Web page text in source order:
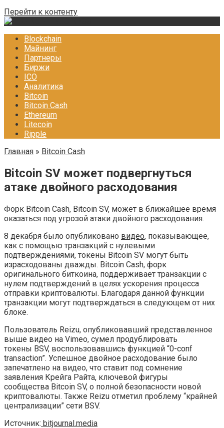
Перейти к контенту
Blockchain
Майнинг
Партнеры
Биржи
ICO
Аналитика
Bitcoin
Bitcoin Cash
Ethereum
Litecoin
Ripple
Главная » Bitcoin Cash
Bitcoin SV может подвергнуться
атаке двойного расходования
Форк Bitcoin Cash, Bitcoin SV, может в ближайшее время
оказаться под угрозой атаки двойного расходования.
8 декабря было опубликовано видео, показывающее,
как с помощью транзакций с нулевыми
подтверждениями, токены Bitcoin SV могут быть
израсходованы дважды. Bitcoin Cash, форк
оригинального биткоина, поддерживает транзакции с
нулем подтверждений в целях ускорения процесса
отправки криптовалюты. Благодаря данной функции
транзакции могут подтверждаться в следующем от них
блоке.
Пользователь Reizu, опубликовавший представленное
выше видео на Vimeo, сумел продублировать
токены BSV, воспользовавшись функцией “0-conf
transaction”. Успешное двойное расходование было
запечатлено на видео, что ставит под сомнение
заявления Крейга Райта, ключевой фигуры
сообщества Bitcoin SV, о полной безопасности новой
криптовалюты. Также Reizu отметил проблему “крайней
централизации” сети BSV.
Источник: bitjournal.media